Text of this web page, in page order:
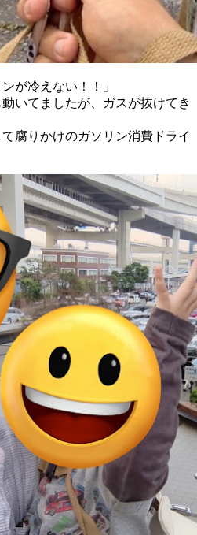
が冷えない！！」
いてましたが、ガスが抜けてき
腐りかけのガソリン消費ドライ